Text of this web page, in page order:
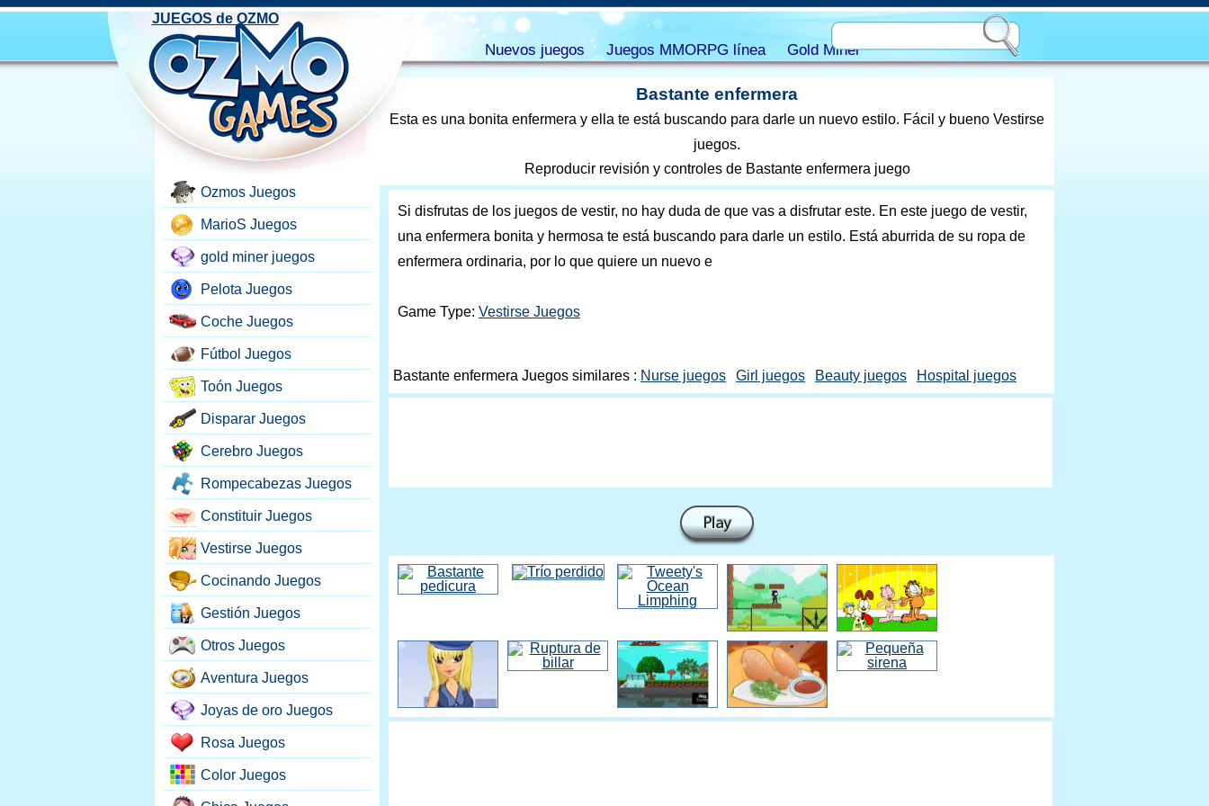
Bastante enfermera
Esta es una bonita enfermera y ella te está buscando para darle un nuevo estilo. Fácil y bueno Vestirse
juegos.
Reproducir revisión y controles de Bastante enfermera juego
Si disfrutas de los juegos de vestir, no hay duda de que vas a disfrutar este. En este juego de vestir,
una enfermera bonita y hermosa te está buscando para darle un estilo. Está aburrida de su ropa de
enfermera ordinaria, por lo que quiere un nuevo e
Game Type: Vestirse Juegos
Bastante enfermera Juegos similares : Nurse juegos Girl juegos Beauty juegos Hospital juegos
Ozmos Juegos
MarioS Juegos
gold miner juegos
Pelota Juegos
Coche Juegos
Fútbol Juegos
Toón Juegos
Disparar Juegos
Cerebro Juegos
Rompecabezas Juegos
Constituir Juegos
Vestirse Juegos
Cocinando Juegos
Gestión Juegos
Otros Juegos
Aventura Juegos
Joyas de oro Juegos
Rosa Juegos
Color Juegos
JUEGOS de OZMO
Nuevos juegos Juegos MMORPG línea Gold Miner